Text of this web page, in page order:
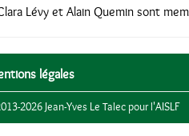
Lévy et Alain Quemin sont
légales
2026 Jean-Yves Le Talec pour l'AISLF